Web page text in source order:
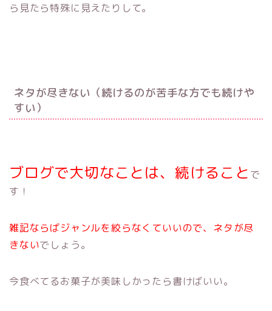
ら見たら特殊に見えたりして。
ネタが尽きない（続けるのが苦手な方でも続けや
すい）
ブログで大切なことは、続けること で
す！
雑記ならばジャンルを絞らなくていいので、ネタが尽
きないでしょう。
今食べてるお菓子が美味しかったら書けばいい。